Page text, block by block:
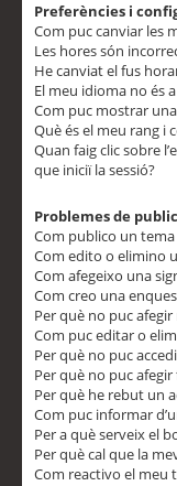
Preferències i
Com puc canviar les
Les hores són
He canviat el fus
El meu idioma no és
Com puc mostrar
Què és el meu rang i
Quan faig clic sobre
que iniciï la sessió?
Problemes de
Com publico un
Com edito o elimino
Com afegeixo una
Com creo una
Per què no puc afegir
Com puc editar o
Per què no puc
Per què no puc
Per què he rebut un
Com puc informar
Per a què serveix el
Per què cal que la
Com reactivo el meu